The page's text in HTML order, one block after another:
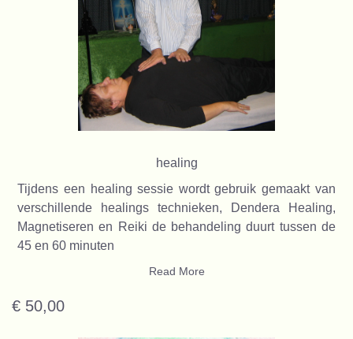
healing
Tijdens een healing sessie wordt gebruik gemaakt van
verschillende healings technieken, Dendera Healing,
Magnetiseren en Reiki de behandeling duurt tussen de
45 en 60 minuten
Read More
€ 50,00